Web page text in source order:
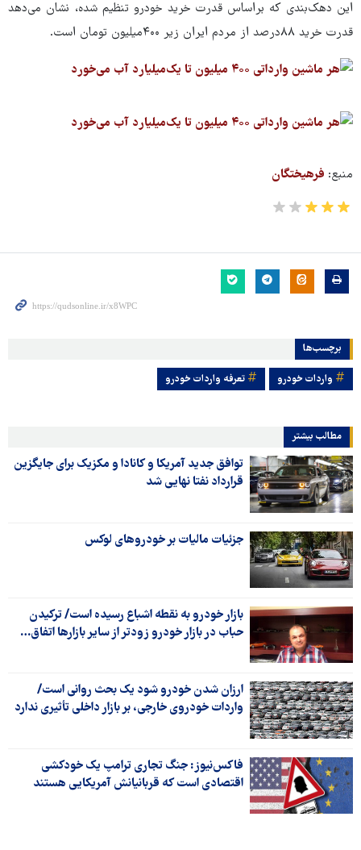
این دهک‌بندی که براساس قدرت خرید خودرو تنظیم‌ شده، نشان می‌دهد
قدرت خرید ۸۸درصد از مردم ایران زیر ۴۰۰میلیون تومان است.
منبع: فرهیختگان
برچسب‌ها
واردات خودرو تعرفه واردات خودرو
مطالب بیشتر
توافق جدید آمریکا و کانادا و مکزیک برای جایگزین
قرارداد نفتا نهایی شد
جزئیات مالیات بر خودروهای لوکس
بازار خودرو به نقطه اشباع رسیده است/ ترکیدن
حباب در بازار خودرو زودتر از سایر بازارها اتفاق…
ارزان شدن خودرو شود یک بحث روانی است/
واردات خودروی خارجی، بر بازار داخلی تأثیری ندارد
فاکس‌نیوز: جنگ تجاری ترامپ یک خودکشی
اقتصادی است که قربانیانش آمریکایی هستند